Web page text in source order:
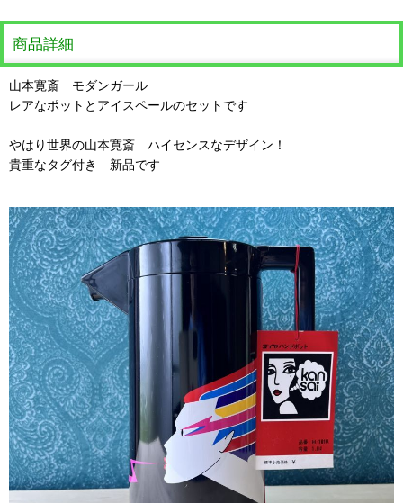
商品詳細
山本寛斎 モダンガール
レアなポットとアイスペールのセットです
やはり世界の山本寛斎 ハイセンスなデザイン！
貴重なタグ付き 新品です